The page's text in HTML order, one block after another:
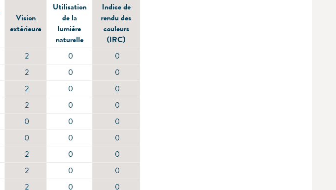
Vision
extérieure
Utilisation
de la
lumière
naturelle
Indice de
rendu des
couleurs
(IRC)
2 0
0
2 0
0
2 0
0
2 0
0
0 0
0
0 0
0
2 0
0
2 0
0
2 0 0